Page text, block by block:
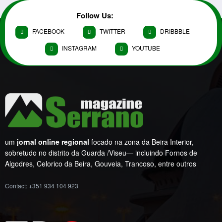
Follow Us:
FACEBOOK TWITTER DRIBBBLE
INSTAGRAM YOUTUBE
um jornal online regional focado na zona da Beira Interior,
sobretudo no distrito da Guarda /Viseu— incluindo Fornos de
Algodres, Celorico da Beira, Gouveia, Trancoso, entre outros
Contact: +351 934 104 923